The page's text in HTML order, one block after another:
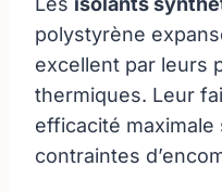
polystyrène
excellent par leurs
thermiques. Leur
efficacité
contraintes